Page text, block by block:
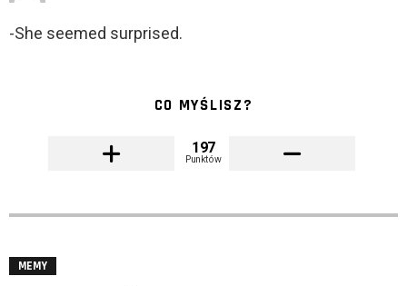
-She seemed surprised.
CO MYŚLISZ?
197
Punktów
MEMY